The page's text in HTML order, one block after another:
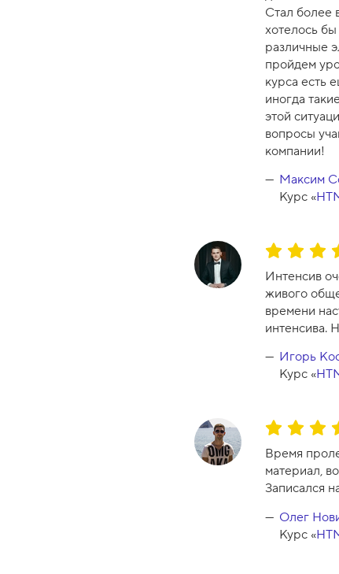
к
а
к
у
р
с
а
-
8
Стал более
хотелось
различные
пройдем
курса есть
иногда
этой
вопросы
компании!
Максим
Курс «
О
ц
е
н
к
а
к
а
1
0
Интенсив
живого
времени
интенсива.
Игорь
Курс «
О
ц
е
н
к
а
Время
материал,
Записался
Олег
Курс «